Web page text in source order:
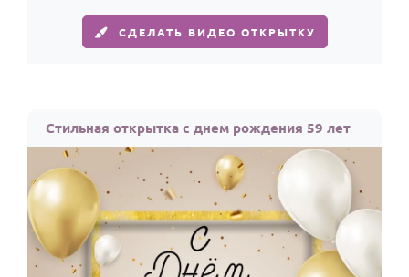
СДЕЛАТЬ ВИДЕО ОТКРЫТКУ
Стильная открытка с днем рождения 59 лет